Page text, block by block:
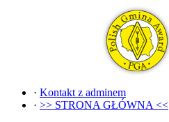
· Kontakt z adminem
· >> STRONA GŁÓWNA <<